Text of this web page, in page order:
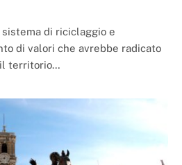
di riciclaggio e
di valori che avrebbe radicato
territorio…